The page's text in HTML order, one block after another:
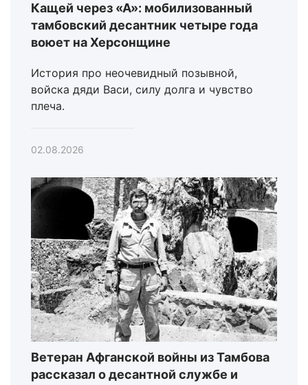
Кащей через «А»: мобилизованный
тамбовский десантник четыре года
воюет на Херсонщине
История про неочевидный позывной,
войска дяди Васи, силу долга и чувство
плеча.
02.08.2026
Ветеран Афганской войны из Тамбова
рассказал о десантной службе и